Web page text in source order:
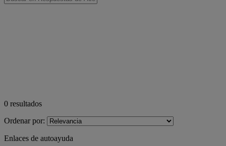
0 resultados
Ordenar por:
Enlaces de autoayuda